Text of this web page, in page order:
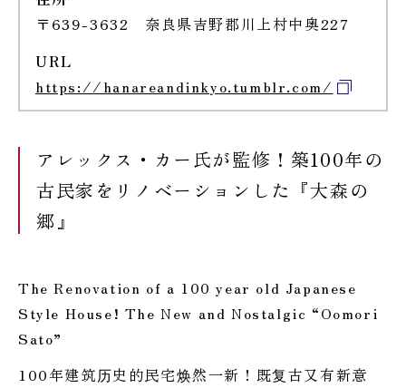
〒639-3632 奈良県吉野郡川上村中奥227
URL
https://hanareandinkyo.tumblr.com/
アレックス・カー氏が監修！築100年の
古民家をリノベーションした『大森の
郷』
The Renovation of a 100 year old Japanese
Style House! The New and Nostalgic “Oomori
Sato”
100年建筑历史的民宅焕然一新！既复古又有新意